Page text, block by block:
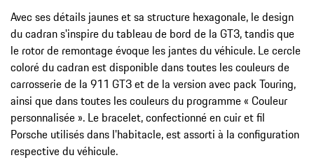
Avec ses détails jaunes et sa structure hexagonale, le design
du cadran s'inspire du tableau de bord de la GT3, tandis que
le rotor de remontage évoque les jantes du véhicule. Le cercle
coloré du cadran est disponible dans toutes les couleurs de
carrosserie de la 911 GT3 et de la version avec pack Touring,
ainsi que dans toutes les couleurs du programme « Couleur
personnalisée ». Le bracelet, confectionné en cuir et fil
Porsche utilisés dans l'habitacle, est assorti à la configuration
respective du véhicule.